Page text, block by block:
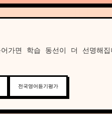
가면 학습 동선이 더 선명해
전국영어듣기평가